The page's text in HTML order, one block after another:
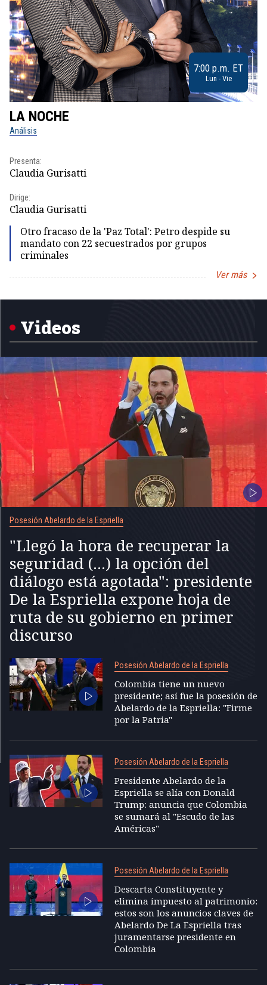
7:00 p.m. ET
Lun - Vie
LA NOCHE
Análisis
Presenta:
Claudia Gurisatti
Dirige:
Claudia Gurisatti
Otro fracaso de la 'Paz Total': Petro despide su
mandato con 22 secuestrados por grupos
criminales
Ver más
1
Videos
Posesión Abelardo de la Espriella
"Llegó la hora de recuperar la
seguridad (...) la opción del
diálogo está agotada": presidente
De la Espriella expone hoja de
ruta de su gobierno en primer
discurso
Posesión Abelardo de la Espriella
Colombia tiene un nuevo
presidente; así fue la posesión de
Abelardo de la Espriella: "Firme
por la Patria"
Posesión Abelardo de la Espriella
Presidente Abelardo de la
Espriella se alía con Donald
Trump: anuncia que Colombia
se sumará al "Escudo de las
Américas"
Posesión Abelardo de la Espriella
Descarta Constituyente y
elimina impuesto al patrimonio:
estos son los anuncios claves de
Abelardo De La Espriella tras
juramentarse presidente en
Colombia